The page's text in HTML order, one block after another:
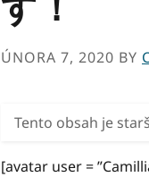
ÚNORA 7, 2020 BY
Tento obsah je
[avatar user =